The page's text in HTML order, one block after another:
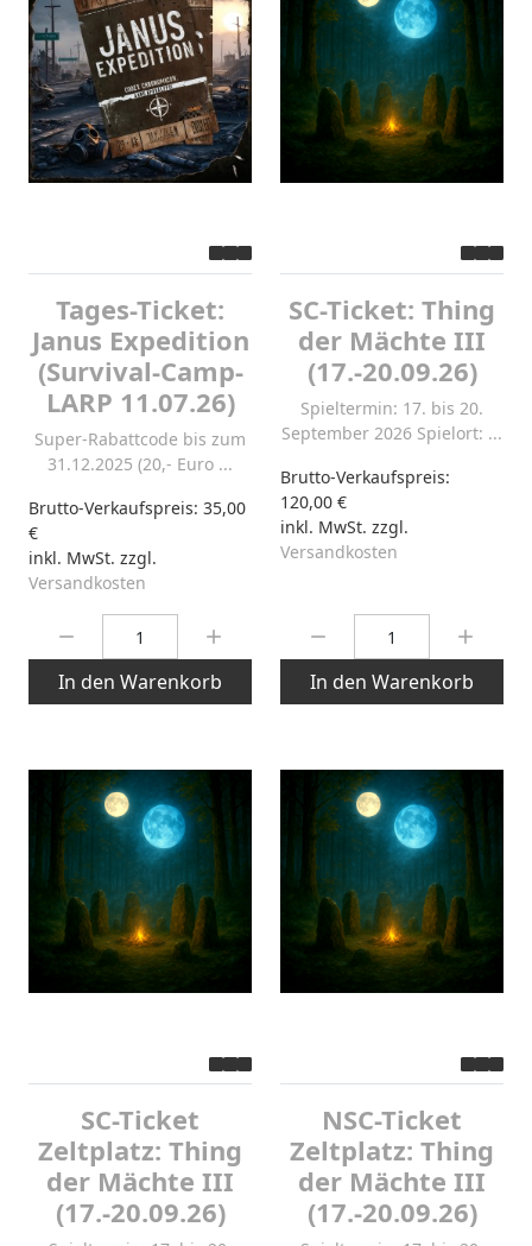
Tages-Ticket:
Janus Expedition
(Survival-Camp-
LARP 11.07.26)
Super-Rabattcode bis zum
31.12.2025 (20,- Euro ...
Brutto-Verkaufspreis: 35,00
€
inkl. MwSt. zzgl.
Versandkosten
In den Warenkorb
SC-Ticket: Thing
der Mächte III
(17.-20.09.26)
Spieltermin: 17. bis 20.
September 2026 Spielort: ...
Brutto-Verkaufspreis:
120,00 €
inkl. MwSt. zzgl.
Versandkosten
In den Warenkorb
SC-Ticket
Zeltplatz: Thing
der Mächte III
(17.-20.09.26)
NSC-Ticket
Zeltplatz: Thing
der Mächte III
(17.-20.09.26)